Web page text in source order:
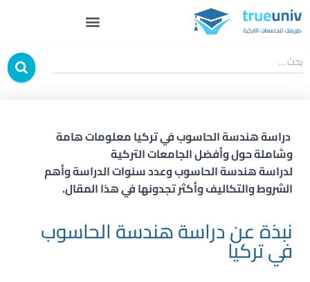
بحث …
دراسةهندسة الحاسوب في تركيامعلومات هامة
وشاملة حول وأفضل الجامعات التركية
لدراسةهندسةالحاسوبوعدد سنوات الدراسة وأهم
الشروط والتكاليف وأكثر تجدونها في هذا المقال.
نبذة عن دراسة هندسة الحاسوب
في تركيا